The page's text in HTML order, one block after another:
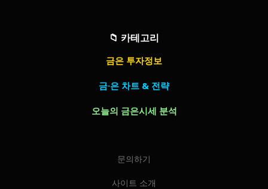
📁 카테고리
금은 투자정보
금·은 차트 & 전략
오늘의 금은시세 분석
문의하기
사이트 소개